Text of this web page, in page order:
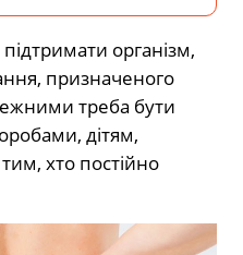
організм,
призначеного
треба бути
дітям,
хто постійно